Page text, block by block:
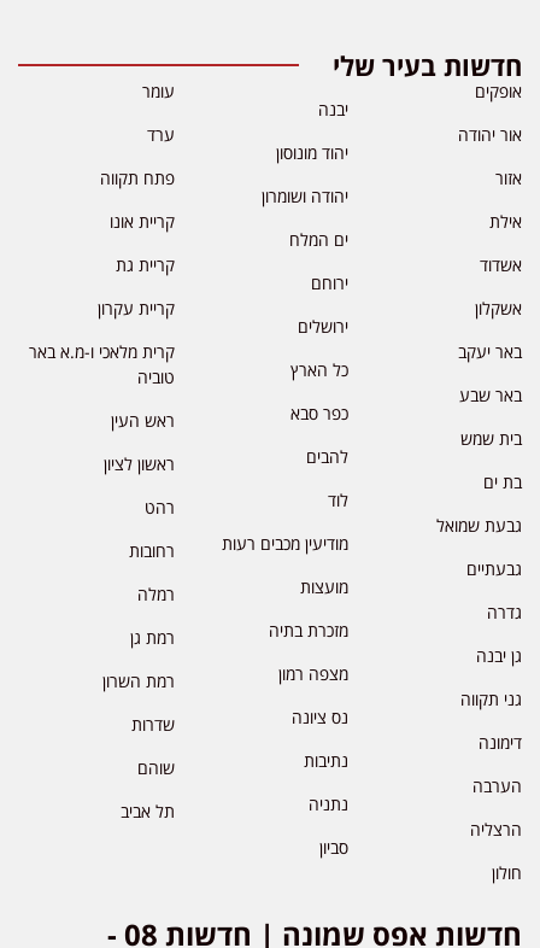
חדשות בעיר שלי
אופקים
אור יהודה
אזור
אילת
אשדוד
אשקלון
באר יעקב
באר שבע
בית שמש
בת ים
גבעת שמואל
גבעתיים
גדרה
גן יבנה
גני תקווה
דימונה
הערבה
הרצליה
חולון
יבנה
יהוד מונוסון
יהודה ושומרון
ים המלח
ירוחם
ירושלים
כל הארץ
כפר סבא
להבים
לוד
מודיעין מכבים רעות
מועצות
מזכרת בתיה
מצפה רמון
נס ציונה
נתיבות
נתניה
סביון
עומר
ערד
פתח תקווה
קריית אונו
קריית גת
קריית עקרון
קרית מלאכי ו-מ.א באר
טוביה
ראש העין
ראשון לציון
רהט
רחובות
רמלה
רמת גן
רמת השרון
שדרות
שוהם
תל אביב
חדשות אפס שמונה | חדשות 08 -